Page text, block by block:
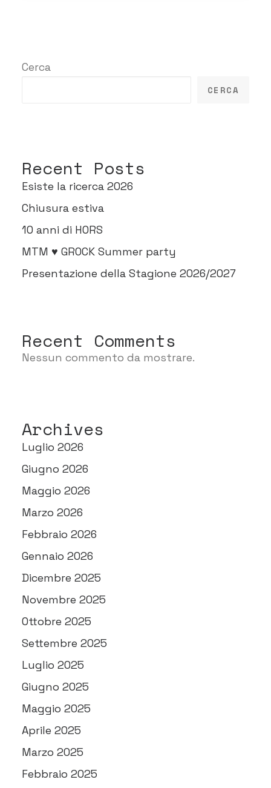
Cerca
CERCA
Recent Posts
Esiste la ricerca 2026
Chiusura estiva
10 anni di HORS
MTM ♥ GROCK Summer party
Presentazione della Stagione 2026/2027
Recent Comments
Nessun commento da mostrare.
Archives
Luglio 2026
Giugno 2026
Maggio 2026
Marzo 2026
Febbraio 2026
Gennaio 2026
Dicembre 2025
Novembre 2025
Ottobre 2025
Settembre 2025
Luglio 2025
Giugno 2025
Maggio 2025
Aprile 2025
Marzo 2025
Febbraio 2025